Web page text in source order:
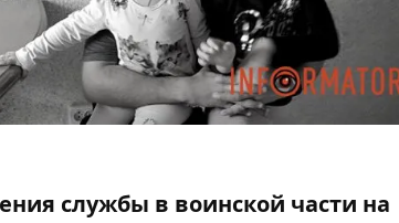
службы в воинской части на